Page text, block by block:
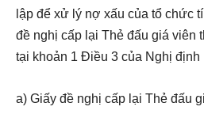
lập để xử lý nợ xấu của tổ chức
đề nghị cấp lại Thẻ đấu giá viên
tại khoản 1 Điều 3 của Nghị định
a) Giấy đề nghị cấp lại Thẻ đấu